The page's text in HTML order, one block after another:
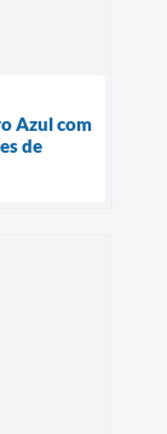
Azul com
de